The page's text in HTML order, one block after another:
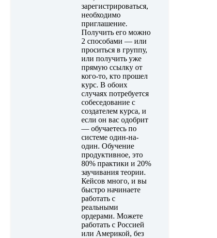
зарегистрироваться,
необходимо
приглашение.
Получить его можно
2 способами — или
проситься в группу,
или получить уже
прямую ссылку от
кого-то, кто прошел
курс. В обоих
случаях потребуется
собеседование с
создателем курса, и
если он вас одобрит
— обучаетесь по
системе один-на-
один. Обучение
продуктивное, это
80% практики и 20%
заучивания теории.
Кейсов много, и вы
быстро начинаете
работать с
реальными
ордерами. Можете
работать с Россией
или Америкой, без